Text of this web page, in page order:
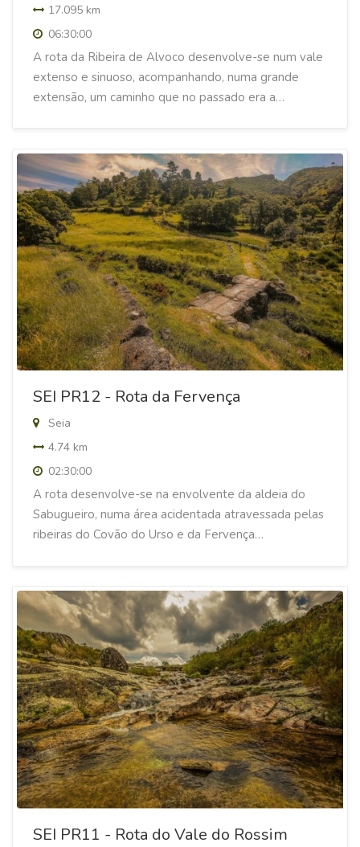
17.095 km
06:30:00
A rota da Ribeira de Alvoco desenvolve-se num vale
extenso e sinuoso, acompanhando, numa grande
extensão, um caminho que no passado era a…
SEI PR12 - Rota da Fervença
Seia
4.74 km
02:30:00
A rota desenvolve-se na envolvente da aldeia do
Sabugueiro, numa área acidentada atravessada pelas
ribeiras do Covão do Urso e da Fervença…
SEI PR11 - Rota do Vale do Rossim